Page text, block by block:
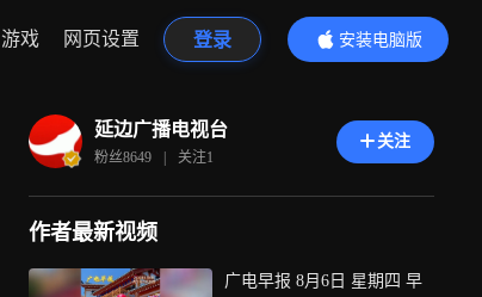
游戏 网页设置 登录
安装电脑版
内容更精彩
延边广播电视台
粉丝8649 | 关注1
关注
作者最新视频
广电早报 8月6日 星期四 早